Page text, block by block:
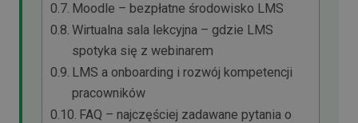
Moodle – bezpłatne środowisko LMS
Wirtualna sala lekcyjna – gdzie LMS
spotyka się z webinarem
LMS a onboarding i rozwój kompetencji
pracowników
FAQ – najczęściej zadawane pytania o